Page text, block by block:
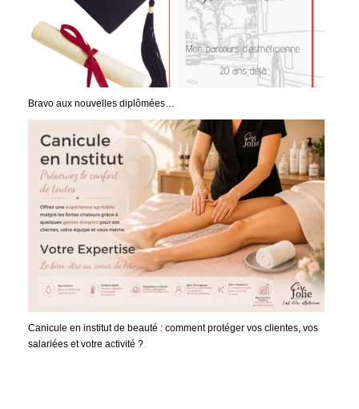
Bravo aux nouvelles diplômées…
Canicule en institut de beauté : comment protéger vos clientes, vos
salariées et votre activité ?